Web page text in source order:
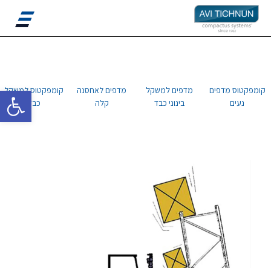
פתח
קומפקטוס מדפים
נעים
מדפים למשקל
בינוני כבד
מדפים לאחסנה
קלה
קומפקטוס למשקל
כבד